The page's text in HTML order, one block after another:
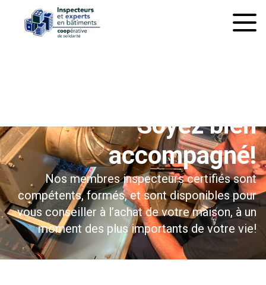
Soyez bien
accompagné!
Nos membres inspecteurs certifiés sont
compétents, formés, et sont disponibles pour
vous conseiller à l’achat de votre maison, à un
moment des plus importants de votre vie!